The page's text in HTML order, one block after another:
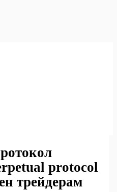
protocol
трейдерам